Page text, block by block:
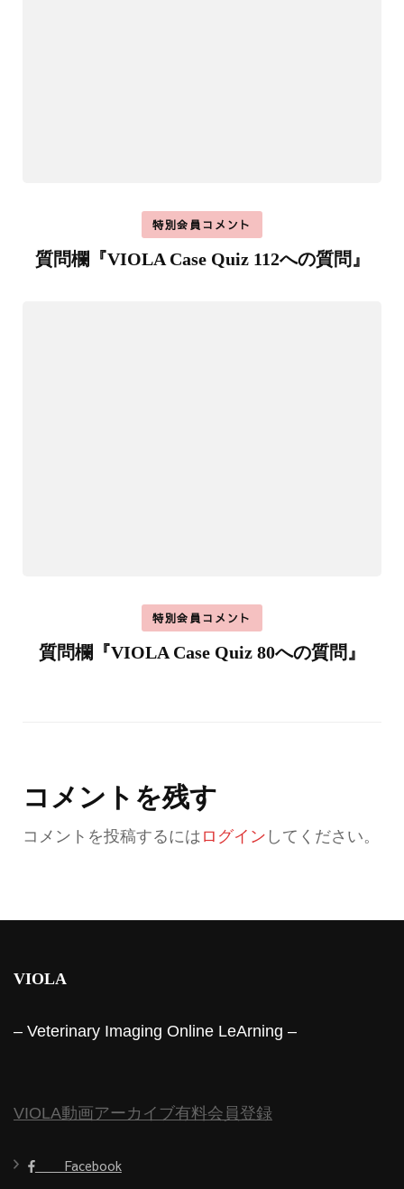
特別会員コメント
質問欄『VIOLA Case Quiz 112への質問』
特別会員コメント
質問欄『VIOLA Case Quiz 80への質問』
コメントを残す
コメントを投稿するには ログイン してください。
VIOLA
– Veterinary Imaging Online LeArning –
VIOLA動画アーカイブ有料会員登録
Facebook